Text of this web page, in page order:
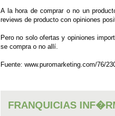
A la hora de comprar o no un
reviews de producto con opiniones
Pero no solo ofertas y opiniones
se compra o no allí.
Fuente: www.puromarketing.com/76/
FRANQUICIAS